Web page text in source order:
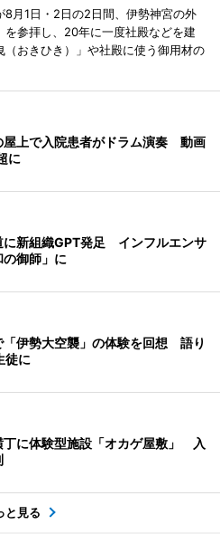
月1日・2日の2日間、伊勢神宮の外
参拝し、20年に一度社殿などを建
おきひき）」や社殿に使う御用材の
屋上で入院患者がドラム演奏 動画
に
に新組織GPT発足 インフルエンサ
御師」に
「伊勢大空襲」の体験を回想 語り
徒に
丁に体験型施設「オカゲ屋敷」 入
と見る